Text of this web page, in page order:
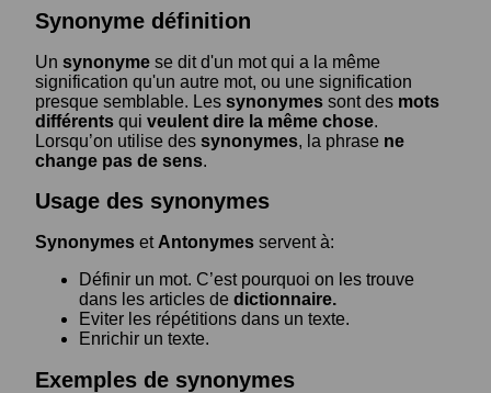
Synonyme définition
Un synonyme se dit d'un mot qui a la même
signification qu'un autre mot, ou une signification
presque semblable. Les synonymes sont des mots
différents qui veulent dire la même chose.
Lorsqu’on utilise des synonymes, la phrase ne
change pas de sens.
Usage des synonymes
Synonymes et Antonymes servent à:
Définir un mot. C’est pourquoi on les trouve
dans les articles de dictionnaire.
Eviter les répétitions dans un texte.
Enrichir un texte.
Exemples de synonymes